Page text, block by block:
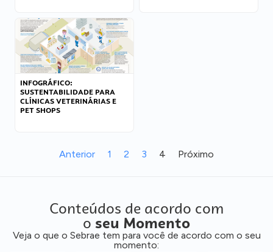
INFOGRÁFICO:
SUSTENTABILIDADE PARA
CLÍNICAS VETERINÁRIAS E
PET SHOPS
Anterior 1 2 3 4 Próximo
Conteúdos de acordo com
o seu Momento
Veja o que o Sebrae tem para você de acordo com o seu
momento: